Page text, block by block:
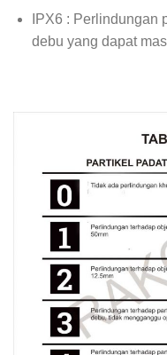
IPX6 : Perlindungan
debu yang dapat